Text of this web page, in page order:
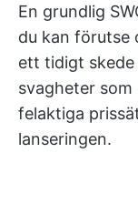
En grundlig
du kan förutse
ett tidigt
svagheter
felaktiga
lanseringen.